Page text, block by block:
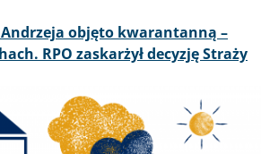
objęto kwarantanną –
RPO zaskarżył decyzję Straży